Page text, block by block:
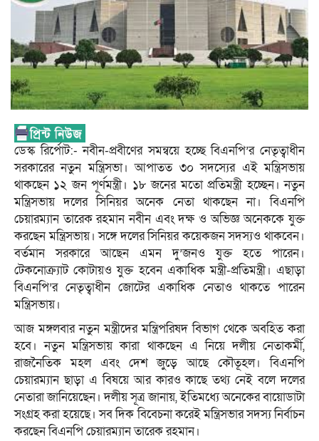
ডেস্ক রির্পোট:- নবীন-প্রবীণের সমন্বয়ে হচ্ছে বিএনপি’র নেতৃত্বাধীন
সরকারের নতুন মন্ত্রিসভা। আপাতত ৩০ সদস্যের এই মন্ত্রিসভায়
থাকছেন ১২ জন পূর্ণমন্ত্রী। ১৮ জনের মতো প্রতিমন্ত্রী হচ্ছেন। নতুন
মন্ত্রিসভায় দলের সিনিয়র অনেক নেতা থাকছেন না। বিএনপি
চেয়ারম্যান তারেক রহমান নবীন এবং দক্ষ ও অভিজ্ঞ অনেককে যুক্ত
করছেন মন্ত্রিসভায়। সঙ্গে দলের সিনিয়র কয়েকজন সদস্যও থাকবেন।
বর্তমান সরকারে আছেন এমন দু’জনও যুক্ত হতে পারেন।
টেকনোক্র্যাট কোটায়ও যুক্ত হবেন একাধিক মন্ত্রী-প্রতিমন্ত্রী। এছাড়া
বিএনপি’র নেতৃত্বাধীন জোটের একাধিক নেতাও থাকতে পারেন
মন্ত্রিসভায়।
আজ মঙ্গলবার নতুন মন্ত্রীদের মন্ত্রিপরিষদ বিভাগ থেকে অবহিত করা
হবে। নতুন মন্ত্রিসভায় কারা থাকছেন এ নিয়ে দলীয় নেতাকর্মী,
রাজনৈতিক মহল এবং দেশ জুড়ে আছে কৌতূহল। বিএনপি
চেয়ারম্যান ছাড়া এ বিষয়ে আর কারও কাছে তথ্য নেই বলে দলের
নেতারা জানিয়েছেন। দলীয় সূত্র জানায়, ইতিমধ্যে অনেকের বায়োডাটা
সংগ্রহ করা হয়েছে। সব দিক বিবেচনা করেই মন্ত্রিসভার সদস্য নির্বাচন
করছেন বিএনপি চেয়ারম্যান তারেক রহমান।